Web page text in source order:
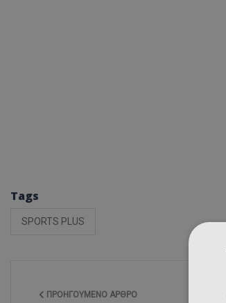
Tags
SPORTS PLUS
ΠΡΟΗΓΟΎΜΕΝΟ ΆΡΘΡΟ